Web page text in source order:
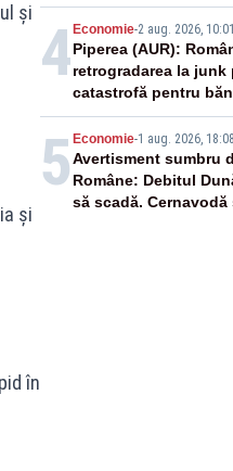
și
și
în
4 Economie-2 aug. 2026, 10:01
Piperea (AUR):
retrogradarea la junk
catastrofă pentru
pensii
5 Economie-1 aug. 2026, 18:08
Avertisment sumbru
Române: Debitul
să scadă. Cernavodă